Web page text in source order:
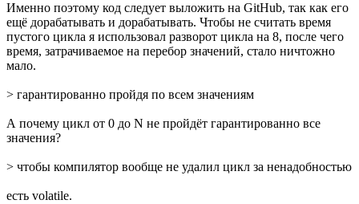
Именно поэтому код следует выложить на GitHub, так как его
ещё дорабатывать и дорабатывать. Чтобы не считать время
пустого цикла я использовал разворот цикла на 8, после чего
время, затрачиваемое на перебор значений, стало ничтожно
мало.
> гарантированно пройдя по всем значениям
А почему цикл от 0 до N не пройдёт гарантированно все
значения?
> чтобы компилятор вообще не удалил цикл за ненадобностью
есть volatile.